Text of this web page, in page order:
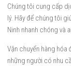
Chúng tôi cung cấp
lý. Hãy để chúng tôi
Ninh nhanh chóng và
Vận chuyển hàng hóa
những người có nhu